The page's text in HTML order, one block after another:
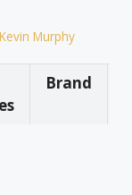
Kevin Murphy
Brand